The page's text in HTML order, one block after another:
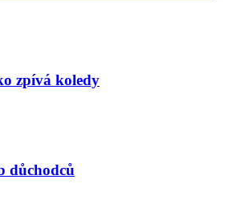
zpívá koledy
důchodců